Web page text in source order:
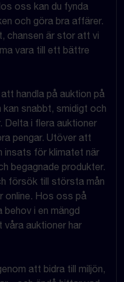
oss kan du fynda
och göra bra affärer.
chansen är stor att vi
vara till ett bättre
handla på auktion på
snabbt, smidigt och
Delta i flera auktioner
pengar. Utöver att
insats för klimatet när
begagnade produkter.
försök till största mån
online. Hos oss på
i en mängd
våra auktioner har
att bidra till miljön,